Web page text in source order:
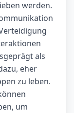
werden.
als
eher
zu leben.
um